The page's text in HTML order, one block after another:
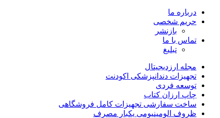
درباره ما
حریم شخصی
بازنشر
تماس با ما
تبلیغ
مجله ارزدیجیتال
تجهیزات دندانپزشکی اکودنت
توسعه فردی
چاپ ارزان کتاب
ساخت سفارشی تجهیزات کامل فروشگاهی
ظروف الومینیومی یکبار مصرف